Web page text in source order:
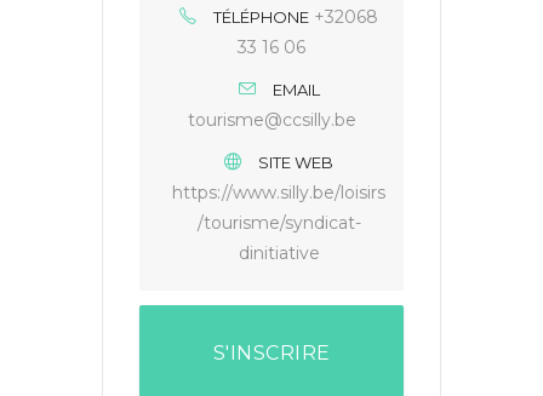
TÉLÉPHONE +32068
33 16 06
EMAIL
tourisme@ccsilly.be
SITE WEB
https://www.silly.be/loisirs
/tourisme/syndicat-
dinitiative
S'INSCRIRE